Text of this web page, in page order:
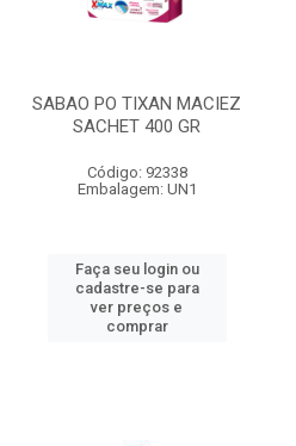
SABAO PO TIXAN MACIEZ
SACHET 400 GR
Código: 92338
Embalagem: UN1
Faça seu login ou
cadastre-se para
ver preços e
comprar